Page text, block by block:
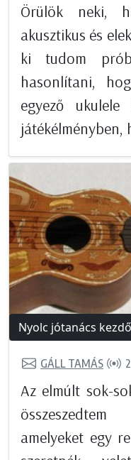
Örülök neki,
akusztikus és
ki tudom
hasonlítani,
egyező
Nyolc jótanács
GÁLL TAMÁS
Az elmúlt sok-
amelyeket egy